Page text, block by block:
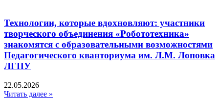
Технологии, которые вдохновляют: участники
творческого объединения «Робототехника»
знакомятся с образовательными возможностями
Педагогического кванториума им. Л.М. Лоповка
ЛГПУ
22.05.2026
Читать далее »